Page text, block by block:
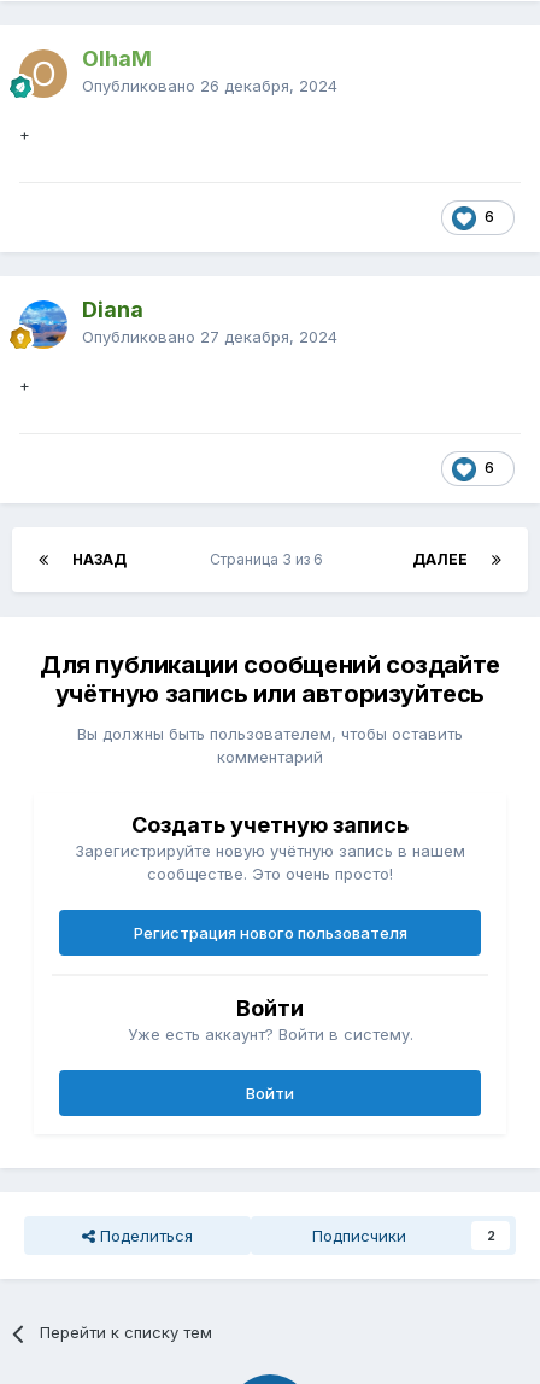
OlhaM
Опубликовано 26 декабря, 2024
+
6
Diana
Опубликовано 27 декабря, 2024
+
6
НАЗАД ДАЛЕЕ
Страница 3 из 6
Для публикации сообщений создайте
учётную запись или авторизуйтесь
Вы должны быть пользователем, чтобы оставить
комментарий
Создать учетную запись
Зарегистрируйте новую учётную запись в нашем
сообществе. Это очень просто!
Регистрация нового пользователя
Войти
Уже есть аккаунт? Войти в систему.
Войти
Поделиться Подписчики 2
Перейти к списку тем